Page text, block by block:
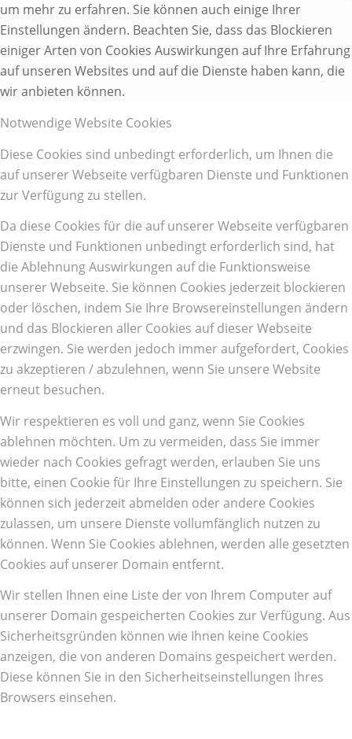
um mehr zu erfahren. Sie können auch einige Ihrer
Einstellungen ändern. Beachten Sie, dass das Blockieren
einiger Arten von Cookies Auswirkungen auf Ihre Erfahrung
auf unseren Websites und auf die Dienste haben kann, die
wir anbieten können.
Notwendige Website Cookies
Diese Cookies sind unbedingt erforderlich, um Ihnen die
auf unserer Webseite verfügbaren Dienste und Funktionen
zur Verfügung zu stellen.
Da diese Cookies für die auf unserer Webseite verfügbaren
Dienste und Funktionen unbedingt erforderlich sind, hat
die Ablehnung Auswirkungen auf die Funktionsweise
unserer Webseite. Sie können Cookies jederzeit blockieren
oder löschen, indem Sie Ihre Browsereinstellungen ändern
und das Blockieren aller Cookies auf dieser Webseite
erzwingen. Sie werden jedoch immer aufgefordert, Cookies
zu akzeptieren / abzulehnen, wenn Sie unsere Website
erneut besuchen.
Wir respektieren es voll und ganz, wenn Sie Cookies
ablehnen möchten. Um zu vermeiden, dass Sie immer
wieder nach Cookies gefragt werden, erlauben Sie uns
bitte, einen Cookie für Ihre Einstellungen zu speichern. Sie
können sich jederzeit abmelden oder andere Cookies
zulassen, um unsere Dienste vollumfänglich nutzen zu
können. Wenn Sie Cookies ablehnen, werden alle gesetzten
Cookies auf unserer Domain entfernt.
Wir stellen Ihnen eine Liste der von Ihrem Computer auf
unserer Domain gespeicherten Cookies zur Verfügung. Aus
Sicherheitsgründen können wie Ihnen keine Cookies
anzeigen, die von anderen Domains gespeichert werden.
Diese können Sie in den Sicherheitseinstellungen Ihres
Browsers einsehen.